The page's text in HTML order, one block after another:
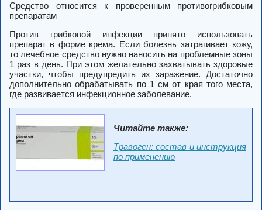
Средство относится к проверенным противогрибковым
препаратам
Против грибковой инфекции принято использовать
препарат в форме крема. Если болезнь затрагивает кожу,
то лечебное средство нужно наносить на проблемные зоны
1 раз в день. При этом желательно захватывать здоровые
участки, чтобы предупредить их заражение. Достаточно
дополнительно обрабатывать по 1 см от края того места,
где развивается инфекционное заболевание.
Читайте также:
Травоген: состав и инструкция
по применению